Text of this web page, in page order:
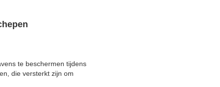
te beschermen tijdens
die versterkt zijn om